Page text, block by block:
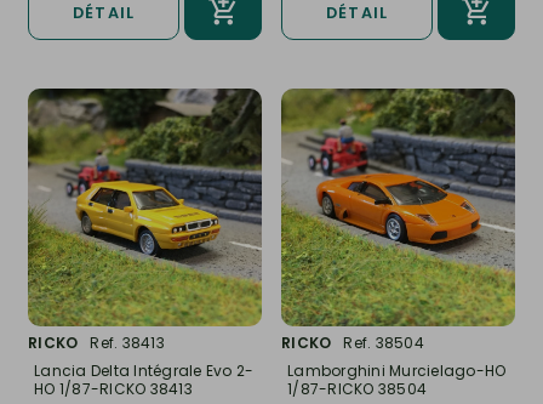
DÉTAIL DÉTAIL
RICKO
Ref. 38413
Lancia Delta Intégrale Evo 2-
HO 1/87-RICKO 38413
RICKO
Ref. 38504
Lamborghini Murcielago-HO
1/87-RICKO 38504